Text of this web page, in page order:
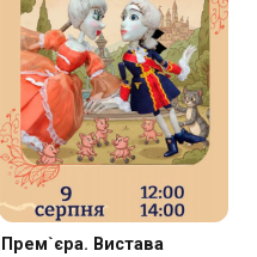
Прем`єра. Вистава